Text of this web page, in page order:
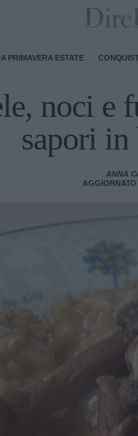
PRIMAVERA ESTATE
noci e
sapori
ANNA